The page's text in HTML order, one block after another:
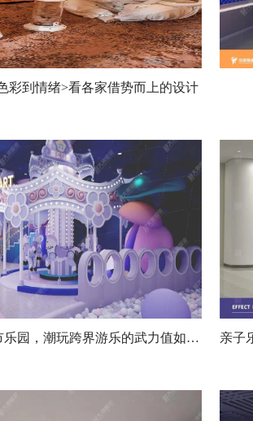
彩到情绪>看各家借势而上的设计
“开箱”泡泡玛特城市乐园，潮玩跨界游乐的武力值如何？